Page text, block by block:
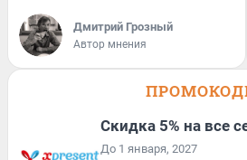
Дмитрий Грозный
Автор мнения
Скидка 5% на все
До 1 января, 2027